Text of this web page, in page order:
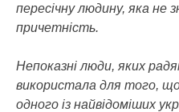
пересічну людину, яка не
причетність.
Непоказні люди, яких
використала для того,
одного із найвідоміших